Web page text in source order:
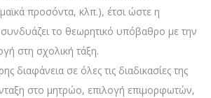
προσόντα, κλπ.), έτσι ώστε η
το θεωρητικό υπόβαθρο με την
στη σχολική τάξη.
διαφάνεια σε όλες τις διαδικασίες της
στο μητρώο, επιλογή επιμορφωτών,